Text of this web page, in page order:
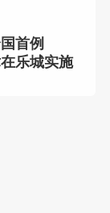
首例
乐城实施